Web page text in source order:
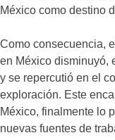
México como destino
Como consecuencia,
en México disminuyó,
y se repercutió en el
exploración. Este
México, finalmente lo
nuevas fuentes de